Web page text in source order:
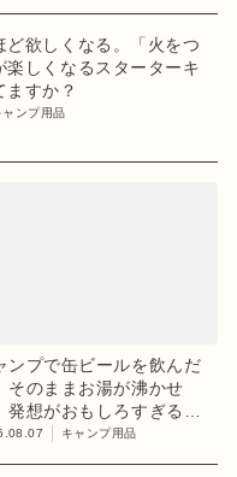
ど欲しくなる。「火をつ
楽しくなるスターターキ
ますか？
ャンプ用品
ンプで缶ビールを飲んだ
そのままお湯が沸かせ
発想がおもしろすぎるギ
目利きのキャンプギア】
キャンプ用品